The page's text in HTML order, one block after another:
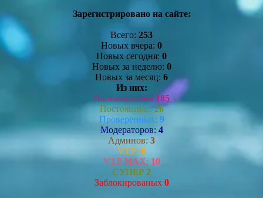
Зарегистрировано на сайте:
Всего: 253
Новых вчера: 0
Новых сегодня: 0
Новых за неделю: 0
Новых за месяц: 6
Из них:
Пользователей185
Постоянные:26
Проверенных: 9
Модераторов: 4
Админов: 3
V.I.P: 6
V.I.P MAX: 10
СУПЕР 2
Заблокированых 0